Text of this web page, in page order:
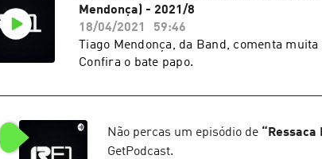
Mendonça) - 2021/8
18/04/2021
59:46
Tiago Mendonça, da Band, comenta
Confira o bate papo.
Não percas um episódio de “ Ressaca
GetPodcast.